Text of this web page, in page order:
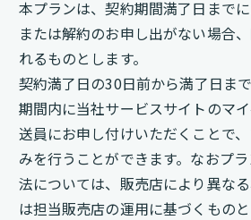
本プランは、契約期間満了日まで
または解約のお申し出がない場合
れるものとします。
契約満了日の30日前から満了日ま
期間内に当社サービスサイトのマ
送員にお申し付けいただくことで
みを行うことができます。なおプ
法については、販売店により異な
は担当販売店の運用に基づくものと